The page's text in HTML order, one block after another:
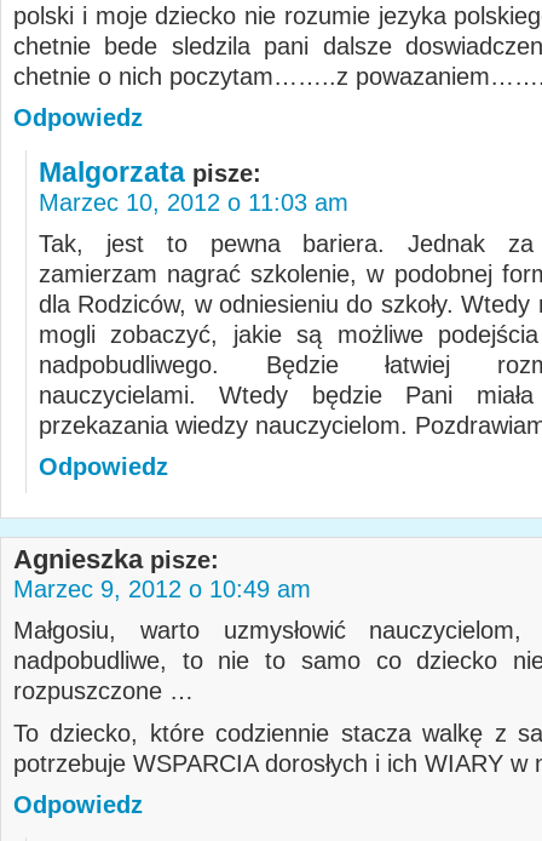
polski i moje dziecko nie rozumie jezyka
chetnie bede sledzila pani dalsze
chetnie o nich poczytam……..z
Odpowiedz
Malgorzata pisze:
Marzec 10, 2012 o 11:03 am
Tak, jest to pewna bariera. Jednak
zamierzam nagrać szkolenie, w podobnej
dla Rodziców, w odniesieniu do szkoły. Wtedy
mogli zobaczyć, jakie są możliwe
nadpobudliwego. Będzie łatwiej
nauczycielami. Wtedy będzie Pani
przekazania wiedzy nauczycielom.
Odpowiedz
Agnieszka pisze:
Marzec 9, 2012 o 10:49 am
Małgosiu, warto uzmysłowić
nadpobudliwe, to nie to samo co dziecko
rozpuszczone …
To dziecko, które codziennie stacza walkę z
potrzebuje WSPARCIA dorosłych i ich WIARY
Odpowiedz